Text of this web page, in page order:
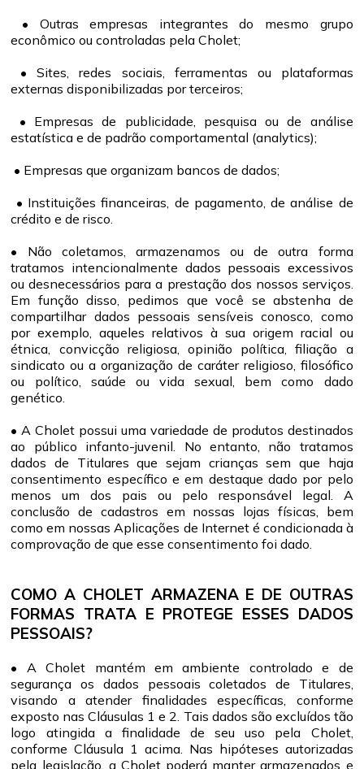
• Outras empresas integrantes do mesmo grupo
econômico ou controladas pela Cholet;
• Sites, redes sociais, ferramentas ou plataformas
externas disponibilizadas por terceiros;
• Empresas de publicidade, pesquisa ou de análise
estatística e de padrão comportamental (analytics);
• Empresas que organizam bancos de dados;
• Instituições financeiras, de pagamento, de análise de
crédito e de risco.
• Não coletamos, armazenamos ou de outra forma
tratamos intencionalmente dados pessoais excessivos
ou desnecessários para a prestação dos nossos serviços.
Em função disso, pedimos que você se abstenha de
compartilhar dados pessoais sensíveis conosco, como
por exemplo, aqueles relativos à sua origem racial ou
étnica, convicção religiosa, opinião política, filiação a
sindicato ou a organização de caráter religioso, filosófico
ou político, saúde ou vida sexual, bem como dado
genético.
• A Cholet possui uma variedade de produtos destinados
ao público infanto-juvenil. No entanto, não tratamos
dados de Titulares que sejam crianças sem que haja
consentimento específico e em destaque dado por pelo
menos um dos pais ou pelo responsável legal. A
conclusão de cadastros em nossas lojas físicas, bem
como em nossas Aplicações de Internet é condicionada à
comprovação de que esse consentimento foi dado.
COMO A CHOLET ARMAZENA E DE OUTRAS
FORMAS TRATA E PROTEGE ESSES DADOS
PESSOAIS?
• A Cholet mantém em ambiente controlado e de
segurança os dados pessoais coletados de Titulares,
visando a atender finalidades específicas, conforme
exposto nas Cláusulas 1 e 2. Tais dados são excluídos tão
logo atingida a finalidade de seu uso pela Cholet,
conforme Cláusula 1 acima. Nas hipóteses autorizadas
pela legislação, a Cholet poderá manter armazenados e